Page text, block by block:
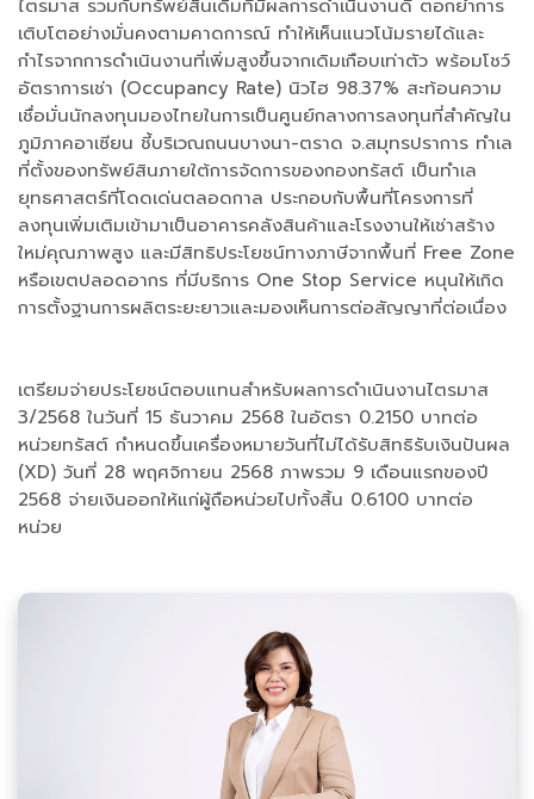
ไตรมาส รวมกับทรัพย์สินเดิมที่มีผลการดำเนินงานดี ตอกย้ำการ
เติบโตอย่างมั่นคงตามคาดการณ์ ทำให้เห็นแนวโน้มรายได้และ
กำไรจากการดำเนินงานที่เพิ่มสูงขึ้นจากเดิมเกือบเท่าตัว พร้อมโชว์
อัตราการเช่า (Occupancy Rate) นิวไฮ 98.37% สะท้อนความ
เชื่อมั่นนักลงทุนมองไทยในการเป็นศูนย์กลางการลงทุนที่สำคัญใน
ภูมิภาคอาเซียน ชี้บริเวณถนนบางนา-ตราด จ.สมุทรปราการ ทำเล
ที่ตั้งของทรัพย์สินภายใต้การจัดการของกองทรัสต์ เป็นทำเล
ยุทธศาสตร์ที่โดดเด่นตลอดกาล ประกอบกับพื้นที่โครงการที่
ลงทุนเพิ่มเติมเข้ามาเป็นอาคารคลังสินค้าและโรงงานให้เช่าสร้าง
ใหม่คุณภาพสูง และมีสิทธิประโยชน์ทางภาษีจากพื้นที่ Free Zone
หรือเขตปลอดอากร ที่มีบริการ One Stop Service หนุนให้เกิด
การตั้งฐานการผลิตระยะยาวและมองเห็นการต่อสัญญาที่ต่อเนื่อง
เตรียมจ่ายประโยชน์ตอบแทนสำหรับผลการดำเนินงานไตรมาส
3/2568 ในวันที่ 15 ธันวาคม 2568 ในอัตรา 0.2150 บาทต่อ
หน่วยทรัสต์ กำหนดขึ้นเครื่องหมายวันที่ไม่ได้รับสิทธิรับเงินปันผล
(XD) วันที่ 28 พฤศจิกายน 2568 ภาพรวม 9 เดือนแรกของปี
2568 จ่ายเงินออกให้แก่ผู้ถือหน่วยไปทั้งสิ้น 0.6100 บาทต่อ
หน่วย